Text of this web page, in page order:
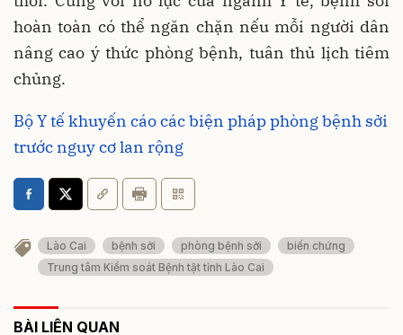
hoàn toàn có thể ngăn chặn nếu mỗi người dân
nâng cao ý thức phòng bệnh, tuân thủ lịch tiêm
chủng.
Bộ Y tế khuyến cáo các biện pháp phòng bệnh sởi
trước nguy cơ lan rộng
Lào Cai bệnh sởi phòng bệnh sởi
biến chứng
Trung tâm Kiểm soát Bệnh tật tỉnh Lào Cai
BÀI LIÊN QUAN